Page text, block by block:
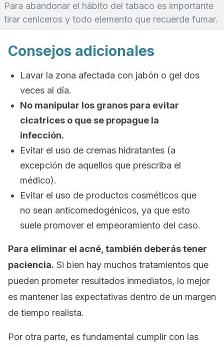
Para abandonar el hábito del tabaco es importante
tirar ceniceros y todo elemento que recuerde fumar.
Consejos adicionales
Lavar la zona afectada con jabón o gel dos
veces al día.
No manipular los granos para evitar
cicatrices o que se propague la
infección.
Evitar el uso de cremas hidratantes (a
excepción de aquellos que prescriba el
médico).
Evitar el uso de productos cosméticos que
no sean anticomedogénicos, ya que esto
suele promover el empeoramiento del caso.
Para eliminar el acné, también deberás tener
paciencia. Si bien hay muchos tratamientos que
pueden prometer resultados inmediatos, lo mejor
es mantener las expectativas dentro de un margen
de tiempo realista.
Por otra parte, es fundamental cumplir con las